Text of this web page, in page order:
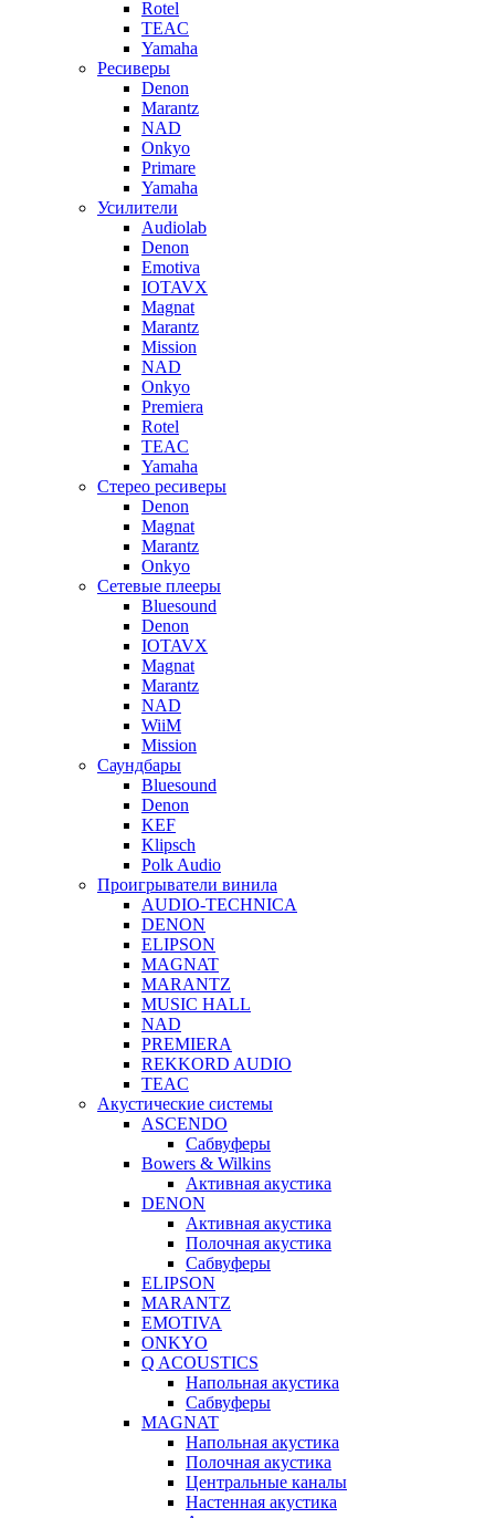
Rotel
TEAC
Yamaha
Ресиверы
Denon
Marantz
NAD
Onkyo
Primare
Yamaha
Усилители
Audiolab
Denon
Emotiva
IOTAVX
Magnat
Marantz
Mission
NAD
Onkyo
Premiera
Rotel
TEAC
Yamaha
Стерео ресиверы
Denon
Magnat
Marantz
Onkyo
Сетевые плееры
Bluesound
Denon
IOTAVX
Magnat
Marantz
NAD
WiiM
Mission
Саундбары
Bluesound
Denon
KEF
Klipsch
Polk Audio
Проигрыватели винила
AUDIO-TECHNICA
DENON
ELIPSON
MAGNAT
MARANTZ
MUSIC HALL
NAD
PREMIERA
REKKORD AUDIO
TEAC
Акустические системы
ASCENDO
Сабвуферы
Bowers & Wilkins
Активная акустика
DENON
Активная акустика
Полочная акустика
Сабвуферы
ELIPSON
MARANTZ
EMOTIVA
ONKYO
Q ACOUSTICS
Напольная акустика
Сабвуферы
MAGNAT
Напольная акустика
Полочная акустика
Центральные каналы
Настенная акустика